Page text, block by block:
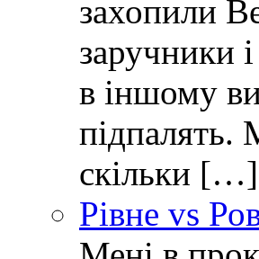
захопили
заручники
в іншому
скільки […]
Рівне vs